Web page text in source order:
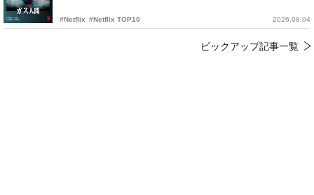
#Netflix #Netflix TOP10 2026.08.04
ピックアップ記事一覧